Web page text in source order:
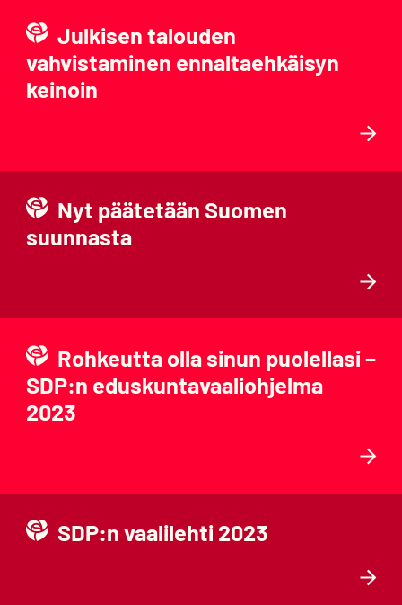
Julkisen talouden
vahvistaminen ennaltaehkäisyn
keinoin
Nyt päätetään Suomen
suunnasta
Rohkeutta olla sinun puolellasi –
SDP:n eduskuntavaaliohjelma
2023
SDP:n vaalilehti 2023